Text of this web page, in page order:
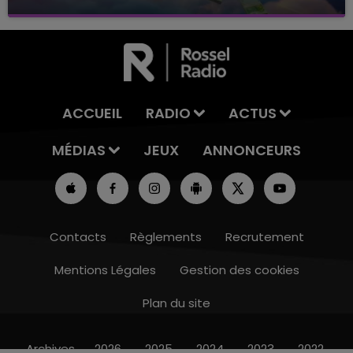
7h00 - 12h00
avec La Famille Champagne FM, à 8H10
ACCUEIL RADIO
ACTUS
MÉDIAS
JEUX ANNONCEURS
Contacts Règlements
Recrutement
Mentions Légales
Gestion des cookies
Plan du site
Archives 2026 2025 2024 2023 2022